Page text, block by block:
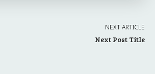
NEXT ARTICLE
Next Post Title